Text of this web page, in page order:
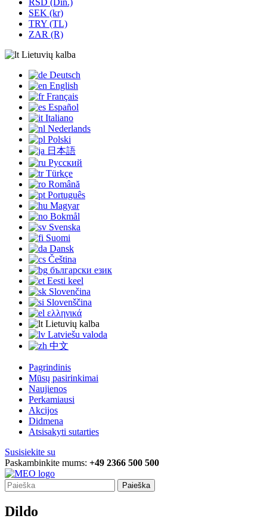
RSD (Din.)
SEK (kr)
TRY (TL)
ZAR (R)
Lietuvių kalba
Deutsch
English
Français
Español
Italiano
Nederlands
Polski
日本語
Русский
Türkçe
Română
Português
Magyar
Bokmål
Svenska
Suomi
Dansk
Čeština
български език
Eesti keel
Slovenčina
Slovenščina
ελληνικά
Lietuvių kalba
Latviešu valoda
中文
Pagrindinis
Mūsų pasirinkimai
Naujienos
Perkamiausi
Akcijos
Didmena
Atsisakyti sutarties
Susisiekite su
Paskambinkite mums: +49 2366 500 500
Paieška
Dildo